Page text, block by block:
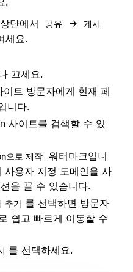
단에서
공유 → 게시
세요.
끄세요.
이트 방문자에게 현재 페
니다.
사이트를 검색할 수 있
으로 제작 워터마크입니
용자 지정 도메인을 사
을 끌 수 있습니다.
추가 를 선택하면 방문자
쉽고 빠르게 이동할 수
를 선택하세요.